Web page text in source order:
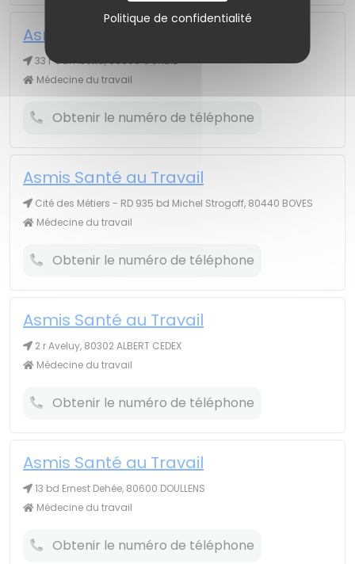
Politique de confidentialité
Asmis Santé au Travail
33 r Gambetta, 80800 CORBIE
Médecine du travail
Obtenir le numéro de téléphone
Asmis Santé au Travail
Cité des Métiers - RD 935 bd Michel Strogoff, 80440 BOVES
Médecine du travail
Obtenir le numéro de téléphone
Asmis Santé au Travail
2 r Aveluy, 80302 ALBERT CEDEX
Médecine du travail
Obtenir le numéro de téléphone
Asmis Santé au Travail
13 bd Ernest Dehée, 80600 DOULLENS
Médecine du travail
Obtenir le numéro de téléphone